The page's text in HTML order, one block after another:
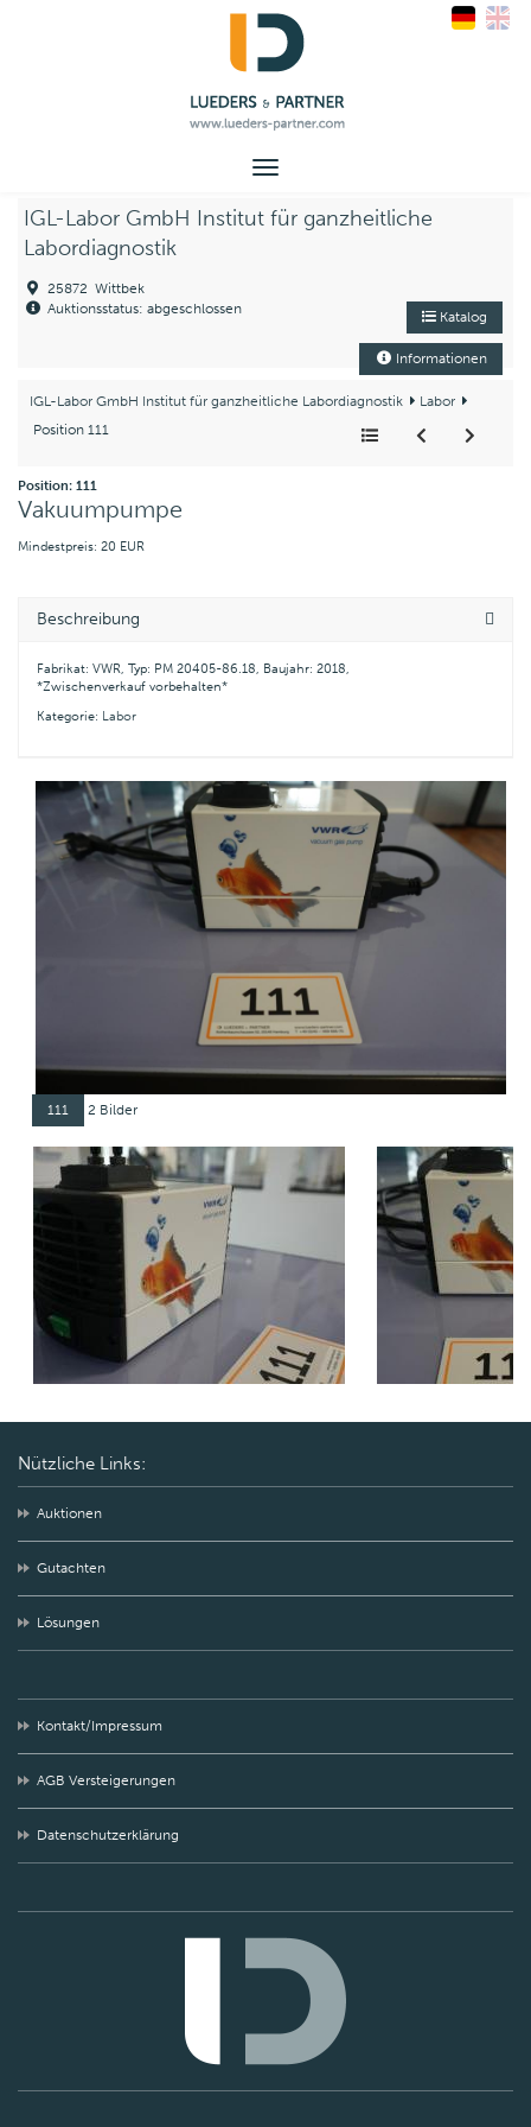
Toggle
IGL-Labor GmbH Institut für ganzheitliche
Labordiagnostik
25872 Wittbek
Auktionsstatus: abgeschlossen
Katalog
Informationen
IGL-Labor GmbH Institut für ganzheitliche Labordiagnostik
Labor
Position 111
Position: 111
Vakuumpumpe
Mindestpreis: 20 EUR
Beschreibung
Fabrikat: VWR, Typ: PM 20405-86.18, Baujahr: 2018,
*Zwischenverkauf vorbehalten*
Kategorie: Labor
111 2 Bilder
Nützliche Links:
Auktionen
Gutachten
Lösungen
Kontakt/Impressum
AGB Versteigerungen
Datenschutzerklärung